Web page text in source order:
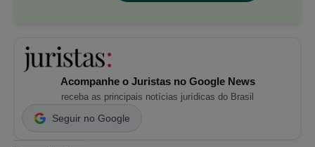
Acompanhe o Juristas no Google News
receba as principais notícias jurídicas do Brasil
Seguir no Google